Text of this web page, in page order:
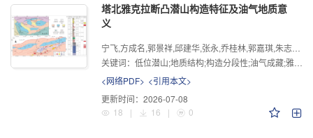
塔北雅克拉断凸潜山构造特征及油气地质意
义
关键词： 低位潜山;地质结构;构造分段性;油气成藏;雅克拉断凸;塔北地区
<网络PDF> <引用本文>
更新时间： 2026-07-08
18
| 16 | 0